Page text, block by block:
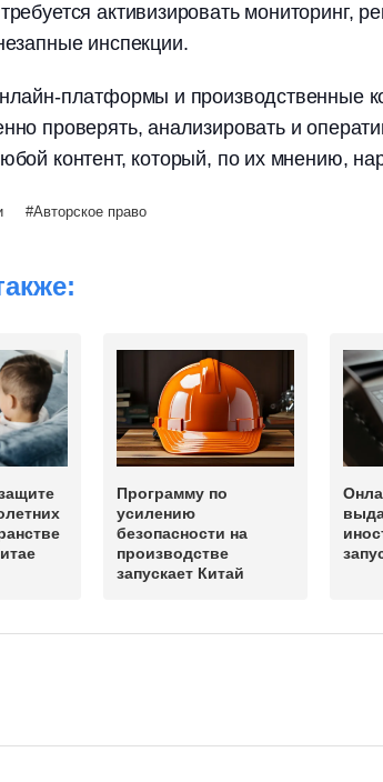
активизировать мониторинг,
инспекции.
платформы и производственные
проверять, анализировать и
контент, который, по их мнению,
Авторское право
Программу по
усилению
безопасности на
производстве
запускает Китай